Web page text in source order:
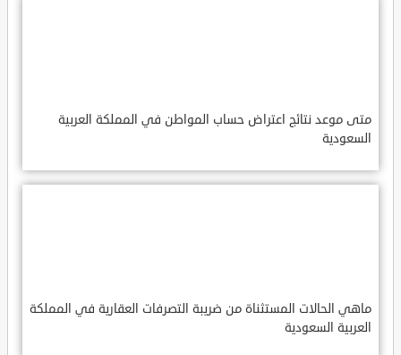
متى موعد نتائج اعتراض حساب المواطن في المملكة العربية
السعودية
ماهي الحالات المستثناة من ضريبة التصرفات العقارية في المملكة
العربية السعودية